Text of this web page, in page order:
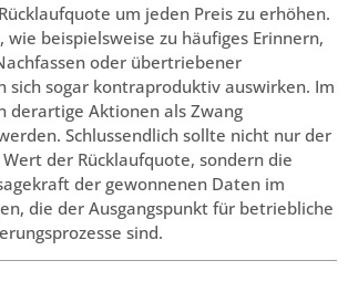
um jeden Preis zu erhöhen.
wie beispielsweise zu häufiges Erinnern,
oder übertriebener
sich sogar kontraproduktiv auswirken. Im
derartige Aktionen als Zwang
Schlussendlich sollte nicht nur der
der Rücklaufquote, sondern die
der gewonnenen Daten im
die der Ausgangspunkt für betriebliche
sind.